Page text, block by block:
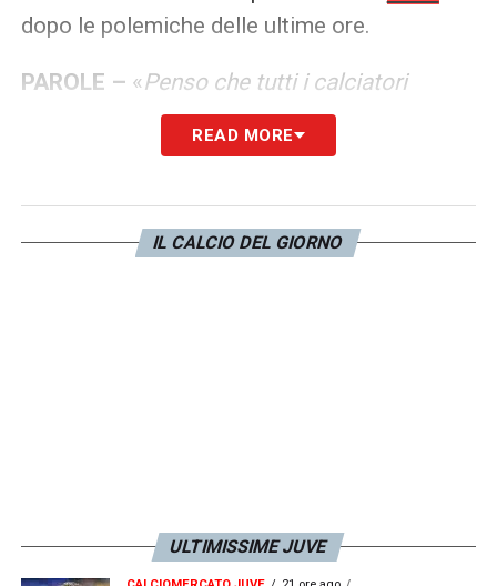
dopo le polemiche delle ultime ore.
PAROLE – «Penso che tutti i calciatori
dovrebbero avere l’opportunità di essere
allenati da lui. E’ un allenatore incredibile. Poi
ce la fai, farà di te un ottimo calciatore.
READ MORE
IL CALCIO DEL GIORNO
ULTIMISSIME JUVE